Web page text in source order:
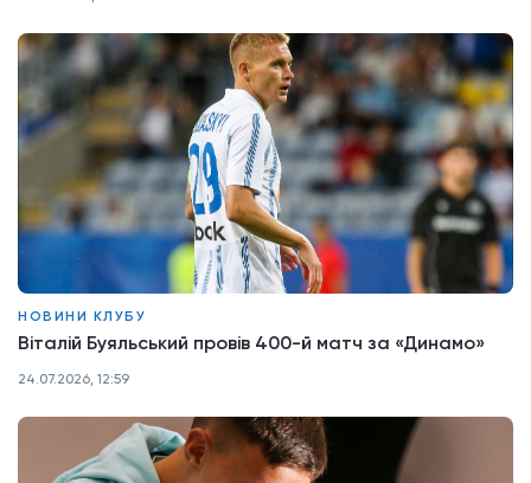
НОВИНИ КЛУБУ
Віталій Буяльський провів 400-й матч за «Динамо»
24.07.2026, 12:59